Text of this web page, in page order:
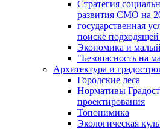
Стратегия
развития СМО на
государственная
поиске
Экономика и
"Безопасность на
Архитектура и
Городские леса
Нормативы
проектирования
Топонимика
Экологическая